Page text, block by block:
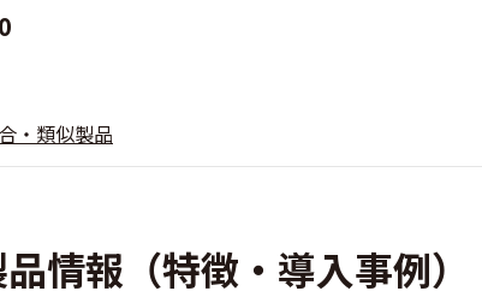
0
・類似製品
情報（特徴・導入事例）